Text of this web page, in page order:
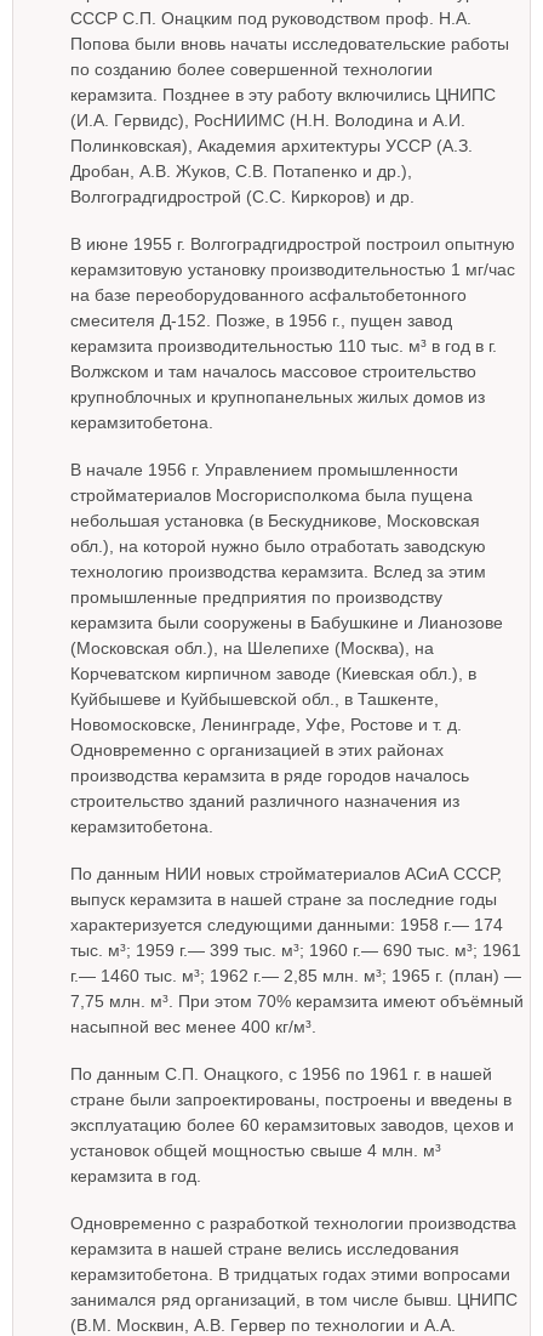
СССР С.П. Онацким под руководством проф. Н.А.
Попова были вновь начаты исследовательские работы
по созданию более совершенной технологии
керамзита. Позднее в эту работу включились ЦНИПС
(И.А. Гервидс), РосНИИМС (H.Н. Володина и А.И.
Полинковская), Академия архитектуры УССР (А.З.
Дробан, А.В. Жуков, С.В. Потапенко и др.),
Волгоградгидрострой (С.С. Киркоров) и др.
В июне 1955 г. Волгоградгидрострой построил опытную
керамзитовую установку производительностью 1 мг/час
на базе переоборудованного асфальтобетонного
смесителя Д-152. Позже, в 1956 г., пущен завод
керамзита производительностью 110 тыс. м³ в год в г.
Волжском и там началось массовое строительство
крупноблочных и крупнопанельных жилых домов из
керамзитобетона.
В начале 1956 г. Управлением промышленности
стройматериалов Мосгорисполкома была пущена
небольшая установка (в Бескудникове, Московская
обл.), на которой нужно было отработать заводскую
технологию производства керамзита. Вслед за этим
промышленные предприятия по производству
керамзита были сооружены в Бабушкине и Лианозове
(Московская обл.), на Шелепихе (Москва), на
Корчеватском кирпичном заводе (Киевская обл.), в
Куйбышеве и Куйбышевской обл., в Ташкенте,
Новомосковске, Ленинграде, Уфе, Ростове и т. д.
Одновременно с организацией в этих районах
производства керамзита в ряде городов началось
строительство зданий различного назначения из
керамзитобетона.
По данным НИИ новых стройматериалов АСиА СССР,
выпуск керамзита в нашей стране за последние годы
характеризуется следующими данными: 1958 г.— 174
тыс. м³; 1959 г.— 399 тыс. м³; 1960 г.— 690 тыс. м³; 1961
г.— 1460 тыс. м³; 1962 г.— 2,85 млн. м³; 1965 г. (план) —
7,75 млн. м³. При этом 70% керамзита имеют объёмный
насыпной вес менее 400 кг/м³.
По данным С.П. Онацкого, с 1956 по 1961 г. в нашей
стране были запроектированы, построены и введены в
эксплуатацию более 60 керамзитовых заводов, цехов и
установок общей мощностью свыше 4 млн. м³
керамзита в год.
Одновременно с разработкой технологии производства
керамзита в нашей стране велись исследования
керамзитобетона. В тридцатых годах этими вопросами
занимался ряд организаций, в том числе бывш. ЦНИПС
(В.М. Москвин, А.В. Гервер по технологии и А.А.